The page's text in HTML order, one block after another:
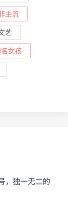
主流
艺
女孩
，独一无二的